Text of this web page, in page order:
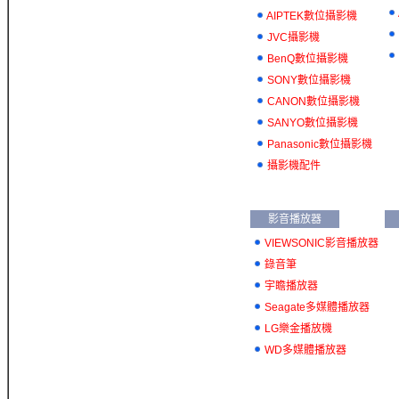
AIPTEK數位攝影機
JVC攝影機
BenQ數位攝影機
SONY數位攝影機
CANON數位攝影機
SANYO數位攝影機
Panasonic數位攝影機
攝影機配件
影音播放器
VIEWSONIC影音播放器
錄音筆
宇瞻播放器
Seagate多媒體播放器
LG樂金播放機
WD多媒體播放器